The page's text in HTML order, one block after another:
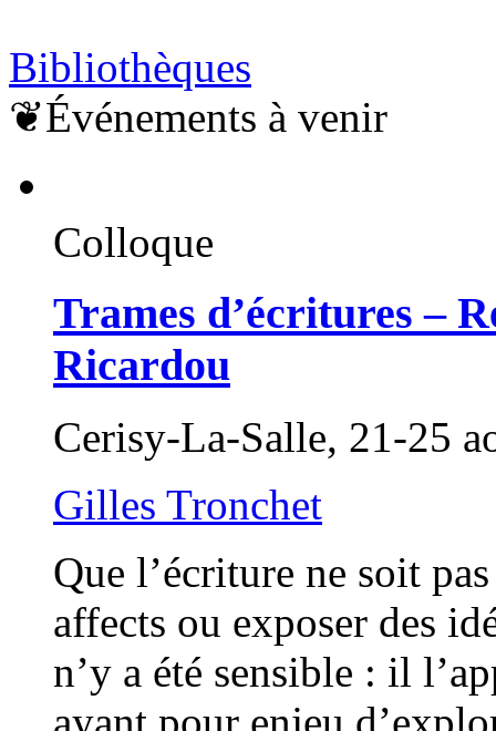
Bibliothèques
❦Événements à venir
Colloque
Trames d’écritures –
Ricardou
Cerisy-La-Salle, 21-25
Gilles Tronchet
Que l’écriture ne soit
affects ou exposer des
n’y a été sensible : il